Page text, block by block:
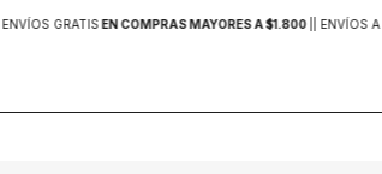
| ENVÍOS GRATISEN COMPRAS MAYORES A $1.800 | ENVÍOS A